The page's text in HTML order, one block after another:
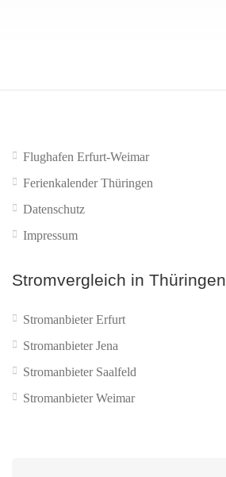
Flughafen Erfurt-Weimar
Ferienkalender Thüringen
Datenschutz
Impressum
Stromvergleich in Thüringen
Stromanbieter Erfurt
Stromanbieter Jena
Stromanbieter Saalfeld
Stromanbieter Weimar